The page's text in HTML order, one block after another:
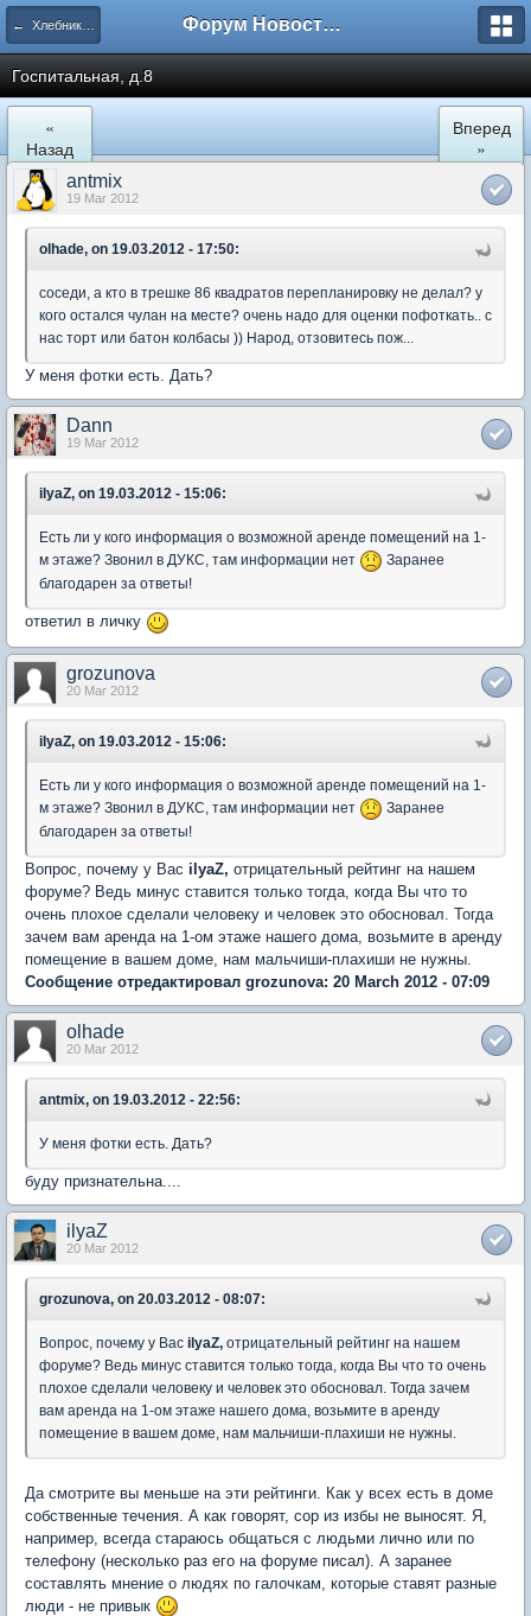
← Хлебниково Форум Новостройки
Госпитальная, д.8
«
Назад
Вперед
»
antmix
19 Mar 2012
olhade, on 19.03.2012 - 17:50:
соседи, а кто в трешке 86 квадратов перепланировку не делал? у
кого остался чулан на месте? очень надо для оценки пофоткать.. с
нас торт или батон колбасы )) Народ, отзовитесь пож...
У меня фотки есть. Дать?
Dann
19 Mar 2012
ilyaZ, on 19.03.2012 - 15:06:
Есть ли у кого информация о возможной аренде помещений на 1-
м этаже? Звонил в ДУКС, там информации нет
Заранее
благодарен за ответы!
ответил в личку
grozunova
20 Mar 2012
ilyaZ, on 19.03.2012 - 15:06:
Есть ли у кого информация о возможной аренде помещений на 1-
м этаже? Звонил в ДУКС, там информации нет
Заранее
благодарен за ответы!
Вопрос, почему у Вас ilyaZ, отрицательный рейтинг на нашем
форуме? Ведь минус ставится только тогда, когда Вы что то
очень плохое сделали человеку и человек это обосновал. Тогда
зачем вам аренда на 1-ом этаже нашего дома, возьмите в аренду
помещение в вашем доме, нам мальчиши-плахиши не нужны.
Сообщение отредактировал grozunova: 20 March 2012 - 07:09
olhade
20 Mar 2012
antmix, on 19.03.2012 - 22:56:
У меня фотки есть. Дать?
буду признательна....
ilyaZ
20 Mar 2012
grozunova, on 20.03.2012 - 08:07:
Вопрос, почему у Вас ilyaZ, отрицательный рейтинг на нашем
форуме? Ведь минус ставится только тогда, когда Вы что то очень
плохое сделали человеку и человек это обосновал. Тогда зачем
вам аренда на 1-ом этаже нашего дома, возьмите в аренду
помещение в вашем доме, нам мальчиши-плахиши не нужны.
Да смотрите вы меньше на эти рейтинги. Как у всех есть в доме
собственные течения. А как говорят, сор из избы не выносят. Я,
например, всегда стараюсь общаться с людьми лично или по
телефону (несколько раз его на форуме писал). А заранее
составлять мнение о людях по галочкам, которые ставят разные
люди - не привык